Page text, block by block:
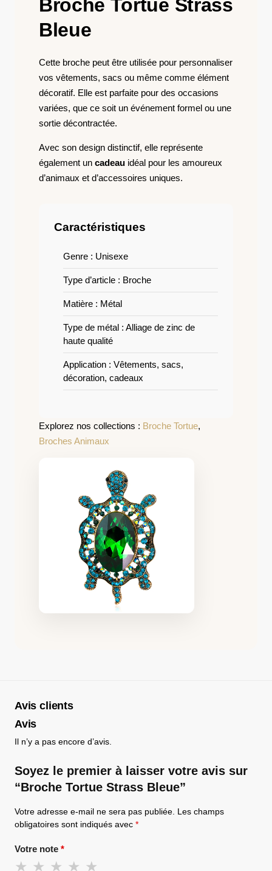
Broche Tortue Strass
Bleue​
Cette broche peut être utilisée pour personnaliser
vos vêtements, sacs ou même comme élément
décoratif. Elle est parfaite pour des occasions
variées, que ce soit un événement formel ou une
sortie décontractée.
Avec son design distinctif, elle représente
également un cadeau idéal pour les amoureux
d’animaux et d’accessoires uniques.
Caractéristiques
Genre : Unisexe
Type d’article : Broche
Matière : Métal
Type de métal : Alliage de zinc de
haute qualité
Application : Vêtements, sacs,
décoration, cadeaux
Explorez nos collections : Broche Tortue,
Broches Animaux
Avis clients
Avis
Il n’y a pas encore d’avis.
Soyez le premier à laisser votre avis sur
“Broche Tortue Strass Bleue​”
Votre adresse e-mail ne sera pas publiée. Les champs
obligatoires sont indiqués avec *
Votre note *